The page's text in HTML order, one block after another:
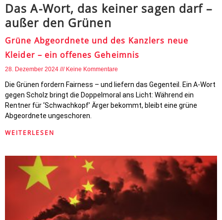
Das A-Wort, das keiner sagen darf –
außer den Grünen
Grüne Abgeordnete und des Kanzlers neue
Kleider – ein offenes Geheimnis
28. Dezember 2024 Keine Kommentare
Die Grünen fordern Fairness – und liefern das Gegenteil. Ein A-Wort
gegen Scholz bringt die Doppelmoral ans Licht: Während ein
Rentner für ‘Schwachkopf’ Ärger bekommt, bleibt eine grüne
Abgeordnete ungeschoren.
WEITERLESEN